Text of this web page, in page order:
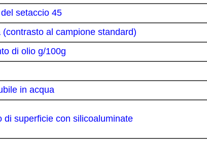
setaccio 45
(contrasto al campione standard)
di olio g/100g
in acqua
di superficie con silicoaluminate